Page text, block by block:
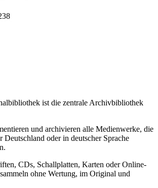
ist die zentrale Archivbibliothek
und archivieren alle Medienwerke, die
Deutschland oder in deutscher Sprache
CDs, Schallplatten, Karten oder Online-
ohne Wertung, im Original und